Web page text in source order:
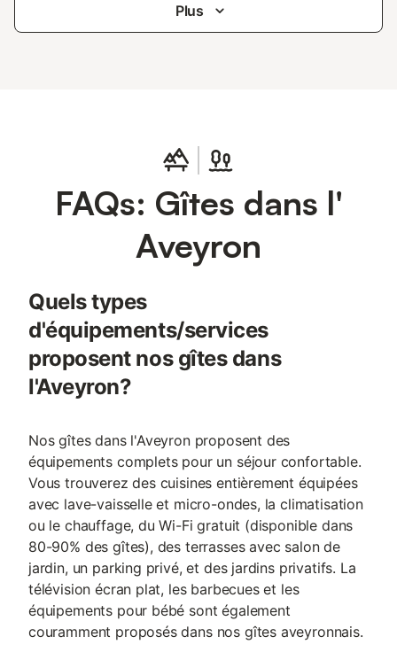
Plus
FAQs: Gîtes dans l'
Aveyron
Quels types
d'équipements/services
proposent nos gîtes dans
l'Aveyron?
Nos gîtes dans l'Aveyron proposent des
équipements complets pour un séjour confortable.
Vous trouverez des cuisines entièrement équipées
avec lave-vaisselle et micro-ondes, la climatisation
ou le chauffage, du Wi-Fi gratuit (disponible dans
80-90% des gîtes), des terrasses avec salon de
jardin, un parking privé, et des jardins privatifs. La
télévision écran plat, les barbecues et les
équipements pour bébé sont également
couramment proposés dans nos gîtes aveyronnais.